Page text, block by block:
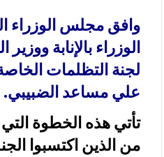
وافق مجلس الوزراء
الوزراء بالإنابة
لجنة التظلمات
علي مساعد الضبيبي.
تأتي هذه الخطوة
من الذين اكتسبوا